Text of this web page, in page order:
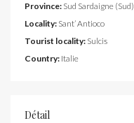
Province: Sud Sardaigne (Sud)
Locality: Sant’ Antioco
Tourist locality: Sulcis
Country: Italie
Détail